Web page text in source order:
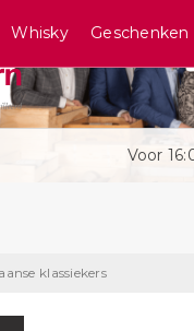
Voor
Whisky Geschenken
klassiekers